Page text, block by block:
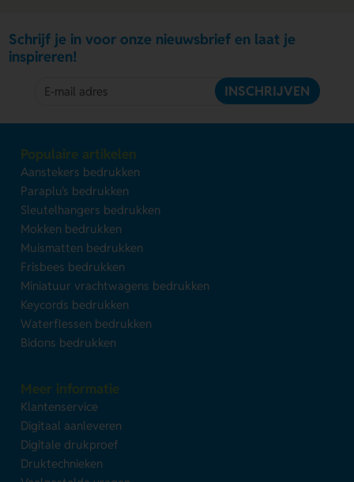
Schrijf je in voor onze nieuwsbrief en laat je
inspireren!
INSCHRIJVEN
Populaire artikelen
Aanstekers bedrukken
Paraplu's bedrukken
Sleutelhangers bedrukken
Mokken bedrukken
Muismatten bedrukken
Frisbees bedrukken
Miniatuur vrachtwagens bedrukken
Keycords bedrukken
Waterflessen bedrukken
Bidons bedrukken
Meer informatie
Klantenservice
Digitaal aanleveren
Digitale drukproef
Druktechnieken